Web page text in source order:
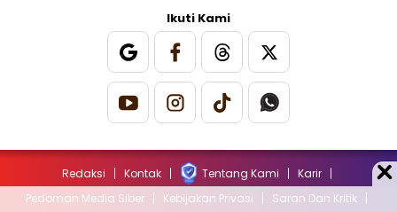
Ikuti Kami
Redaksi Kontak Tentang Kami
Karir
Pedoman Media Siber
Kebijakan Privasi Saran Dan Kritik